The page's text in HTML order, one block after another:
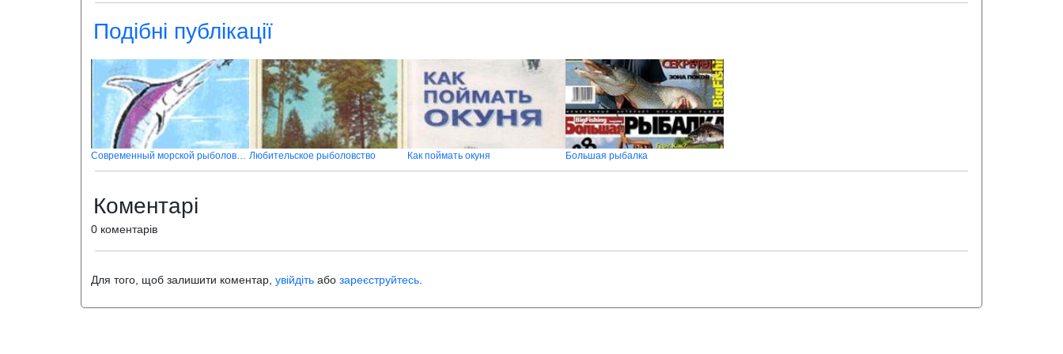
Подібні публікації
Современный морской рыболовный спорт Любительское рыболовство Как поймать окуня Большая рыбалка
Коментарі
0 коментарів
Для того, щоб залишити коментар, увійдіть або зареєструйтесь